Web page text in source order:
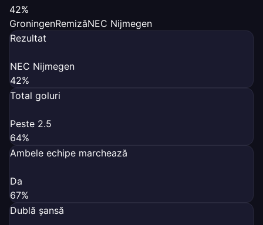
42%
GroningenRemizăNEC Nijmegen
Rezultat
NEC Nijmegen
42%
Total goluri
Peste 2.5
64%
Ambele echipe marchează
Da
67%
Dublă șansă